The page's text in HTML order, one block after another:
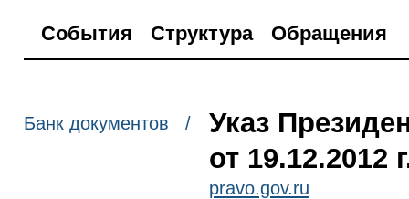
События Структура Обращения
Банк документов /
Указ
от 19.12.2012
pravo.gov.ru